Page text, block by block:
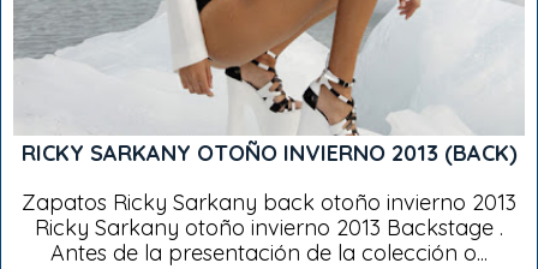
RICKY SARKANY OTOÑO INVIERNO 2013 (BACK)
Zapatos Ricky Sarkany back otoño invierno 2013
Ricky Sarkany otoño invierno 2013 Backstage .
Antes de la presentación de la colección o...